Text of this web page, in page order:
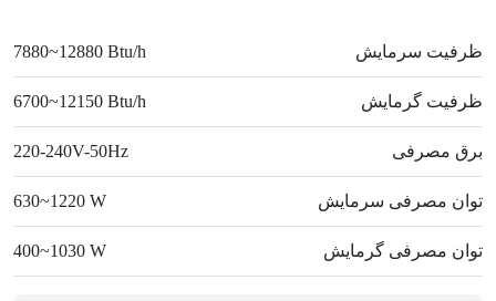
ظرفیت سرمایش 7880~12880 Btu/h
ظرفیت گرمایش 6700~12150 Btu/h
برق مصرفی 220-240V-50Hz
توان مصرفی سرمایش 630~1220 W
توان مصرفی گرمایش 400~1030 W